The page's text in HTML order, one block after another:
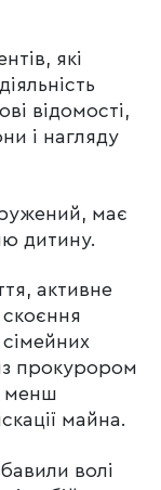
які
відомості,
і нагляду
має
дитину.
активне
прокурором
менш
майна.
волі